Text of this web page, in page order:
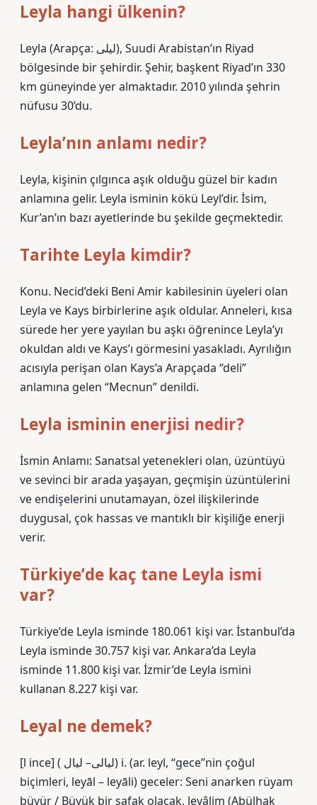
Leyla hangi ülkenin?
Leyla (Arapça: لیلى), Suudi Arabistan’ın Riyad
bölgesinde bir şehirdir. Şehir, başkent Riyad’ın 330
km güneyinde yer almaktadır. 2010 yılında şehrin
nüfusu 30’du.
Leyla’nın anlamı nedir?
Leyla, kişinin çılgınca aşık olduğu güzel bir kadın
anlamına gelir. Leyla isminin kökü Leyl’dir. İsim,
Kur’an’ın bazı ayetlerinde bu şekilde geçmektedir.
Tarihte Leyla kimdir?
Konu. Necid’deki Beni Amir kabilesinin üyeleri olan
Leyla ve Kays birbirlerine aşık oldular. Anneleri, kısa
sürede her yere yayılan bu aşkı öğrenince Leyla’yı
okuldan aldı ve Kays’ı görmesini yasakladı. Ayrılığın
acısıyla perişan olan Kays’a Arapçada “deli”
anlamına gelen “Mecnun” denildi.
Leyla isminin enerjisi nedir?
İsmin Anlamı: Sanatsal yetenekleri olan, üzüntüyü
ve sevinci bir arada yaşayan, geçmişin üzüntülerini
ve endişelerini unutamayan, özel ilişkilerinde
duygusal, çok hassas ve mantıklı bir kişiliğe enerji
verir.
Türkiye’de kaç tane Leyla ismi
var?
Türkiye’de Leyla isminde 180.061 kişi var. İstanbul’da
Leyla isminde 30.757 kişi var. Ankara’da Leyla
isminde 11.800 kişi var. İzmir’de Leyla ismini
kullanan 8.227 kişi var.
Leyal ne demek?
[l ince] ( ﻟﻴﺎﻟﻰ– ﻟﻴﺎﻝ) i. (ar. leyl, “gece”nin çoğul
biçimleri, leyāl – leyālі) geceler: Seni anarken rüyam
büyür / Büyük bir şafak olacak, leyâlim (Abülhak